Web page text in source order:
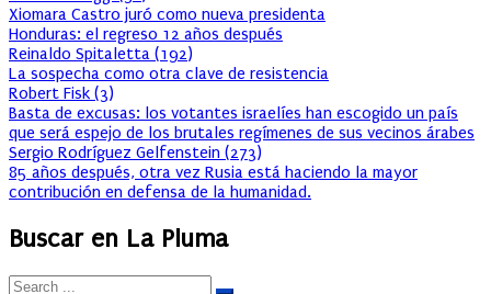
Xiomara Castro juró como nueva presidenta
Honduras: el regreso 12 años después
Reinaldo Spitaletta (192)
La sospecha como otra clave de resistencia
Robert Fisk (3)
Basta de excusas: los votantes israelíes han escogido un país
que será espejo de los brutales regímenes de sus vecinos árabes
Sergio Rodríguez Gelfenstein (273)
85 años después, otra vez Rusia está haciendo la mayor
contribución en defensa de la humanidad.
Buscar en La Pluma